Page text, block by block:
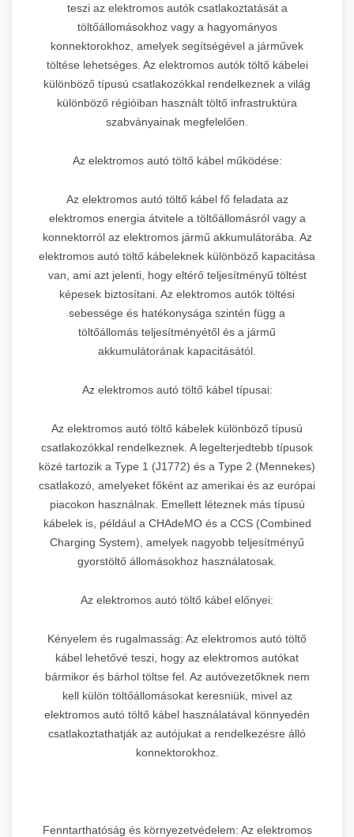
teszi az elektromos autók csatlakoztatását a
töltőállomásokhoz vagy a hagyományos
konnektorokhoz, amelyek segítségével a járművek
töltése lehetséges. Az elektromos autók töltő kábelei
különböző típusú csatlakozókkal rendelkeznek a világ
különböző régióiban használt töltő infrastruktúra
szabványainak megfelelően.
Az elektromos autó töltő kábel működése:
Az elektromos autó töltő kábel fő feladata az
elektromos energia átvitele a töltőállomásról vagy a
konnektorról az elektromos jármű akkumulátorába. Az
elektromos autó töltő kábeleknek különböző kapacitása
van, ami azt jelenti, hogy eltérő teljesítményű töltést
képesek biztosítani. Az elektromos autók töltési
sebessége és hatékonysága szintén függ a
töltőállomás teljesítményétől és a jármű
akkumulátorának kapacitásától.
Az elektromos autó töltő kábel típusai:
Az elektromos autó töltő kábelek különböző típusú
csatlakozókkal rendelkeznek. A legelterjedtebb típusok
közé tartozik a Type 1 (J1772) és a Type 2 (Mennekes)
csatlakozó, amelyeket főként az amerikai és az európai
piacokon használnak. Emellett léteznek más típusú
kábelek is, például a CHAdeMO és a CCS (Combined
Charging System), amelyek nagyobb teljesítményű
gyorstöltő állomásokhoz használatosak.
Az elektromos autó töltő kábel előnyei:
Kényelem és rugalmasság: Az elektromos autó töltő
kábel lehetővé teszi, hogy az elektromos autókat
bármikor és bárhol töltse fel. Az autóvezetőknek nem
kell külön töltőállomásokat keresniük, mivel az
elektromos autó töltő kábel használatával könnyedén
csatlakoztathatják az autójukat a rendelkezésre álló
konnektorokhoz.
Fenntarthatóság és környezetvédelem: Az elektromos